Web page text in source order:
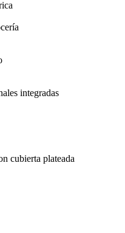
integradas
cubierta plateada